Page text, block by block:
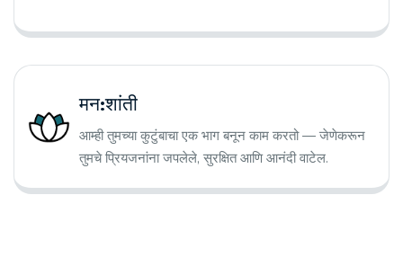
मन:शांती
आम्ही तुमच्या कुटुंबाचा एक भाग बनून काम करतो — जेणेकरून
तुमचे प्रियजनांना जपलेले, सुरक्षित आणि आनंदी वाटेल.